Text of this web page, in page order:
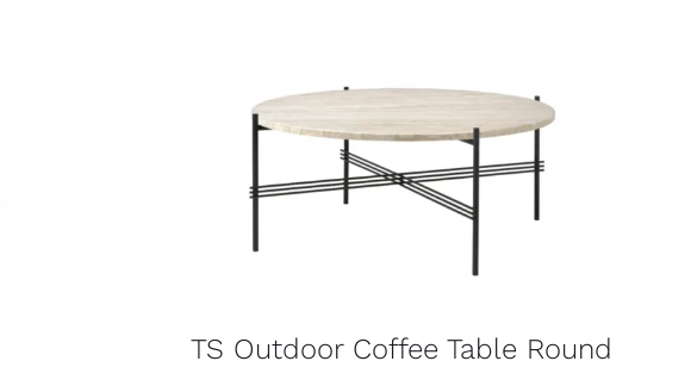
TS Outdoor Coffee Table Round